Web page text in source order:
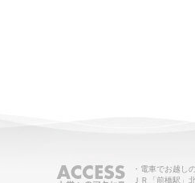
・電車でお越し
ＪＲ「前橋駅」